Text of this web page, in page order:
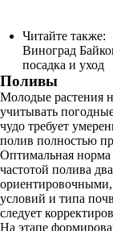
Читайте также:
Виноград
посадка и уход
Поливы
Молодые растения
учитывать
чудо требует
полив полностью
Оптимальная норма
частотой полива
условий и типа
следует
На этапе